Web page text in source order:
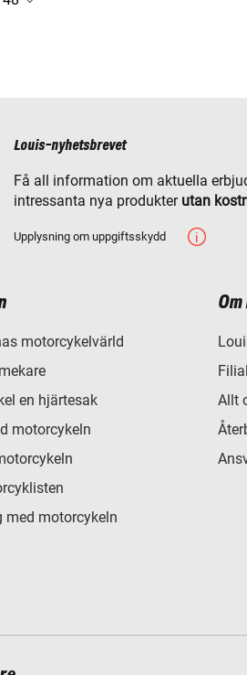
Louis-nyhetsbrevet
Få all information om aktuella
intressanta nya produkter utan
Upplysning om uppgiftsskydd
motorcykelvärld
en hjärtesak
motorcykeln
med motorcykeln
Allt